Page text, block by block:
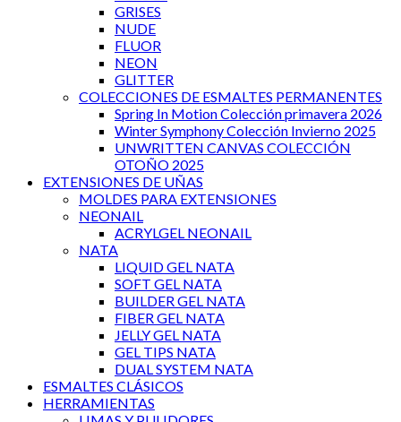
GRISES
NUDE
FLUOR
NEON
GLITTER
COLECCIONES DE ESMALTES PERMANENTES
Spring In Motion Colección primavera 2026
Winter Symphony Colección Invierno 2025
UNWRITTEN CANVAS COLECCIÓN
OTOÑO 2025
EXTENSIONES DE UÑAS
MOLDES PARA EXTENSIONES
NEONAIL
ACRYLGEL NEONAIL
NATA
LIQUID GEL NATA
SOFT GEL NATA
BUILDER GEL NATA
FIBER GEL NATA
JELLY GEL NATA
GEL TIPS NATA
DUAL SYSTEM NATA
ESMALTES CLÁSICOS
HERRAMIENTAS